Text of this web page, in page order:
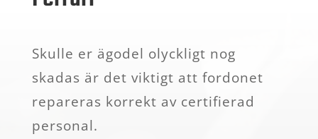
Skulle er ägodel olyckligt nog
skadas är det viktigt att fordonet
repareras korrekt av certifierad
personal.